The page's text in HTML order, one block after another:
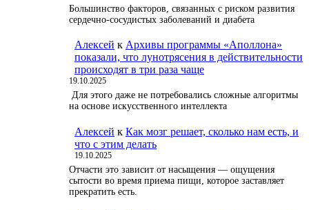
Большинство факторов, связанных с риском развития
сердечно-сосудистых заболеваний и диабета
Алексей к Архивы программы «Аполлона»
показали, что лунотрясения в действительности
происходят в три раза чаще
19.10.2025
Для этого даже не потребовались сложные алгоритмы
на основе искусственного интеллекта
Алексей к Как мозг решает, сколько нам есть, и
что с этим делать
19.10.2025
Отчасти это зависит от насыщения — ощущения
сытости во время приема пищи, которое заставляет
прекратить есть.